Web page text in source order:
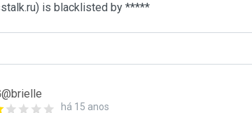
is blacklisted by *****
há 15 anos